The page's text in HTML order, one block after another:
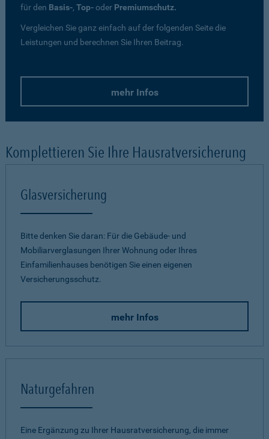
für den Basis-, Top-oder Premiumschutz.
Vergleichen Sie ganz einfach auf der folgenden Seite die
Leistungen und berechnen Sie Ihren Beitrag.
mehr Infos
Komplettieren Sie Ihre Hausratversicherung
Glasversicherung
Bitte denken Sie daran: Für die Gebäude- und
Mobiliarverglasungen Ihrer Wohnung oder Ihres
Einfamilienhauses benötigen Sie einen eigenen
Versicherungsschutz.
mehr Infos
Naturgefahren
Eine Ergänzung zu Ihrer Hausratversicherung, die immer